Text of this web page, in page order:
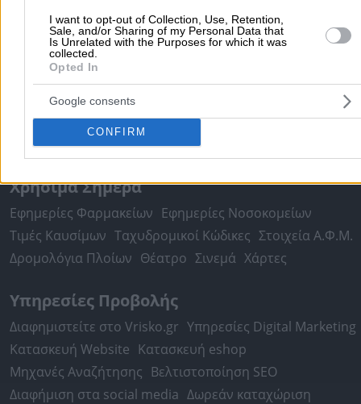
I want to opt-out of Collection, Use, Retention,
Sale, and/or Sharing of my Personal Data that
Is Unrelated with the Purposes for which it was
collected.
Opted In
Google consents
CONFIRM
περισσότερα >>
Τοπική Αναζήτηση
Θεσσαλονίκη
Περιστέρι Καβάλα Τρίπολη
Ρόδος
Πειραιάς Κέρκυρα Χανιά Καλαμάτα
περισσότερα >>
Χρήσιμα Σήμερα
Εφημερίες Φαρμακείων Εφημερίες Νοσοκομείων
Τιμές Καυσίμων Ταχυδρομικοί Κώδικες Στοιχεία Α.Φ.Μ.
Δρομολόγια Πλοίων Θέατρο Σινεμά Χάρτες
Υπηρεσίες Προβολής
Διαφημιστείτε στο Vrisko.gr Υπηρεσίες Digital Marketing
Κατασκευή Website Κατασκευή eshop
Μηχανές Αναζήτησης Βελτιστοποίηση SEO
Διαφήμιση στα social media Δωρεάν καταχώριση